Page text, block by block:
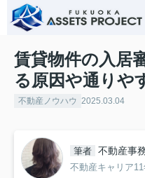
賃貸物件の入居
る原因や通りや
不動産ノウハウ 2025.03.04
筆者 不動産事
不動産キャリア